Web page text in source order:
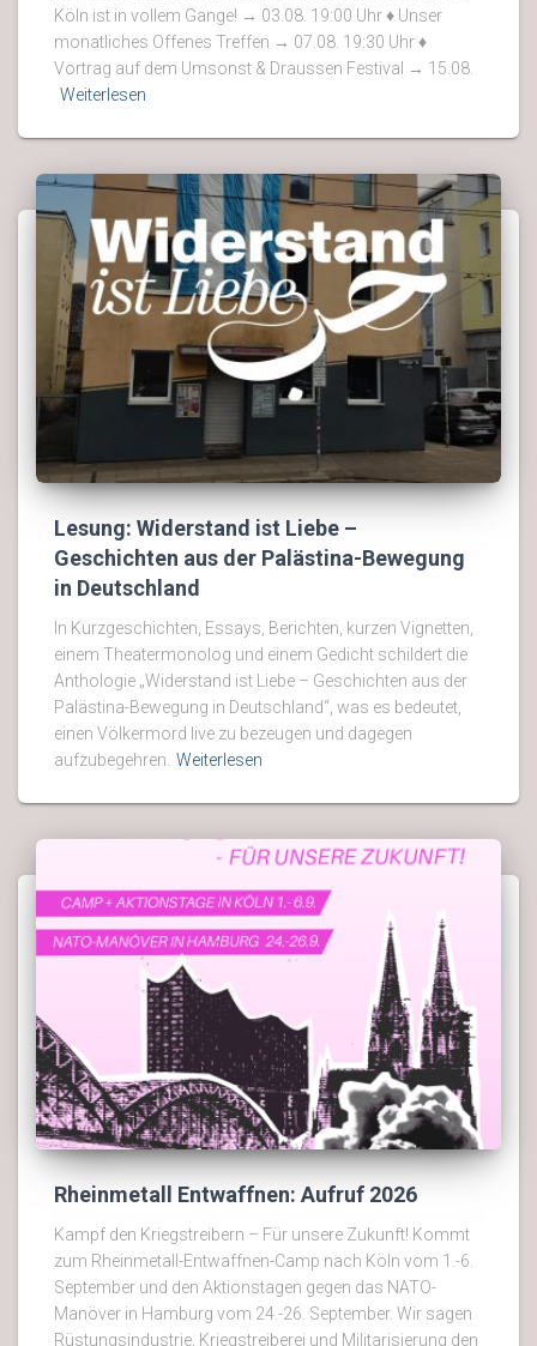
Köln ist in vollem Gange! → 03.08. 19:00 Uhr ♦ Unser
monatliches Offenes Treffen → 07.08. 19:30 Uhr ♦
Vortrag auf dem Umsonst & Draussen Festival → 15.08.
Weiterlesen
Lesung: Widerstand ist Liebe –
Geschichten aus der Palästina-Bewegung
in Deutschland
In Kurzgeschichten, Essays, Berichten, kurzen Vignetten,
einem Theatermonolog und einem Gedicht schildert die
Anthologie „Widerstand ist Liebe – Geschichten aus der
Palästina-Bewegung in Deutschland“, was es bedeutet,
einen Völkermord live zu bezeugen und dagegen
aufzubegehren. Weiterlesen
Rheinmetall Entwaffnen: Aufruf 2026
Kampf den Kriegstreibern – Für unsere Zukunft! Kommt
zum Rheinmetall-Entwaffnen-Camp nach Köln vom 1.-6.
September und den Aktionstagen gegen das NATO-
Manöver in Hamburg vom 24.-26. September. Wir sagen
Rüstungsindustrie, Kriegstreiberei und Militarisierung den